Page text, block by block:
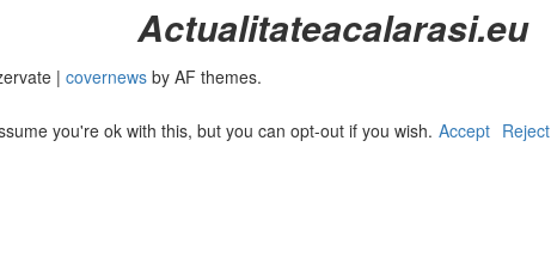
Actualitateacalarasi.eu
| covernews by AF themes.
you're ok with this, but you can opt-out if you wish. Accept Reject